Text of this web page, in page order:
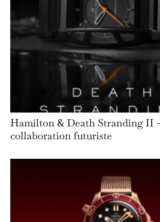
Hamilton & Death Stranding II
collaboration futuriste